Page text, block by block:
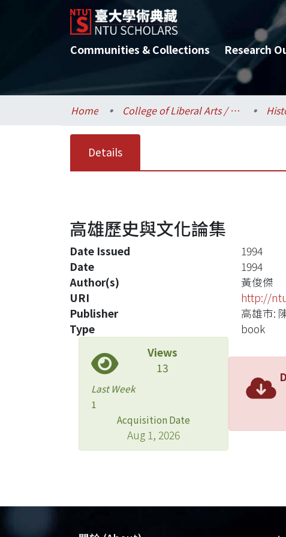
Communities & Collections Research
Home College of Liberal Arts / 文學院
Details
高雄歷史與文化論集
Date Issued
1994
Date
1994
Author(s)
黃俊傑
URI
http://
Publisher
高雄市:
Type
book
Views
13
Last Week
1
Acquisition Date
Aug 1, 2026